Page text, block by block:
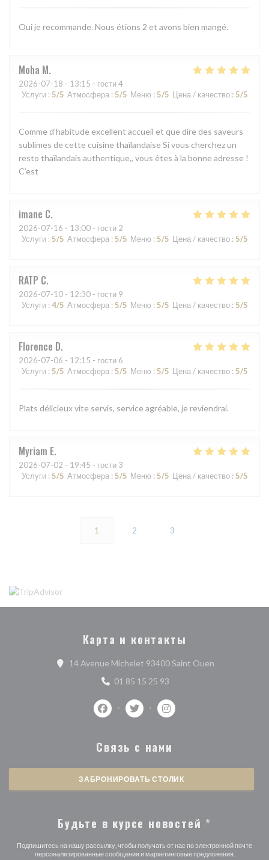
Oui je recommande. Nous étions 2 et avons bien mangé.
Moha M
2026-07-18 - 13:15 - гости 4
Услуги : 5/5 Атмосфера : 5/5 Меню : 5/5 Цена / качество : 5/5
Comme d’habitude excellent accueil et que dire des saveurs
sublimes de cette cuisine thaïlandaise Si vous cherchez un
resto thaïlandais authentique,, vous êtes à la bonne adresse !
C’est
imane C
2026-07-16 - 13:00 - гости 2
Услуги : 5/5 Атмосфера : 5/5 Меню : 5/5 Цена / качество : 5/5
RATP C
2026-07-10 - 12:30 - гости 9
Услуги : 4/5 Атмосфера : 5/5 Меню : 5/5 Цена / качество : 5/5
Florence D
2026-07-06 - 12:15 - гости 6
Услуги : 5/5 Атмосфера : 5/5 Меню : 5/5 Цена / качество : 5/5
Plats délicieux vite servis, service agréable, je reviendrai.
Myriam E
2026-07-02 - 19:45 - гости 3
Услуги : 5/5 Атмосфера : 5/5 Меню : 5/5 Цена / качество : 5/5
1 2 3
Карта и контакты
14 Avenue Michelet 93400 Saint Ouen
01 85 15 25 93
Facebook ((открывается в новом
Twitter ((открывается в новом
Instagram
Связь с нами
ЗАБРОНИРОВАТЬ СТОЛИК
Будьте в курсе новостей *
Подпишитесь на нашу рассылку, чтобы получать от нас по электронной почте
персонализированные сообщения и маркетинговые предложения.